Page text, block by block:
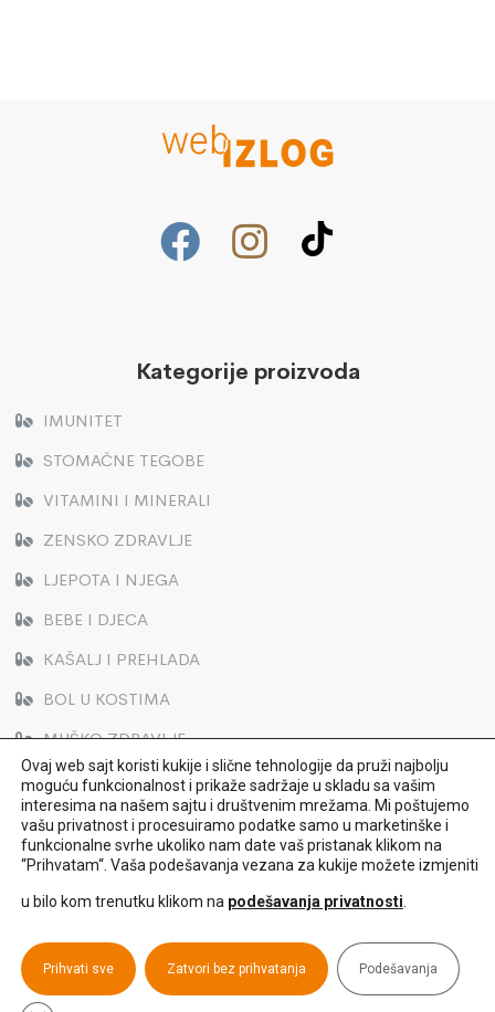
Kategorije proizvoda
IMUNITET
STOMAČNE TEGOBE
VITAMINI I MINERALI
ZENSKO ZDRAVLJE
LJEPOTA I NJEGA
BEBE I DJECA
KAŠALJ I PREHLADA
BOL U KOSTIMA
MUŠKO ZDRAVLJE
Politika korišćenja sajta Politika privatnosti
© 2022 Hemofarm. All Rights Reserved
Ovaj web sajt koristi kukije i slične tehnologije da pruži najbolju
moguću funkcionalnost i prikaže sadržaje u skladu sa vašim
interesima na našem sajtu i društvenim mrežama. Mi poštujemo
vašu privatnost i procesuiramo podatke samo u marketinške i
funkcionalne svrhe ukoliko nam date vaš pristanak klikom na
“Prihvatam“. Vaša podešavanja vezana za kukije možete izmjeniti
u bilo kom trenutku klikom na podešavanja privatnosti
Prihvati sve Zatvori bez prihvatanja Podešavanja